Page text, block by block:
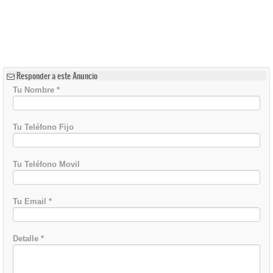
Responder a este Anuncio
Tu Nombre *
Tu Teléfono Fijo
Tu Teléfono Movil
Tu Email *
Detalle *